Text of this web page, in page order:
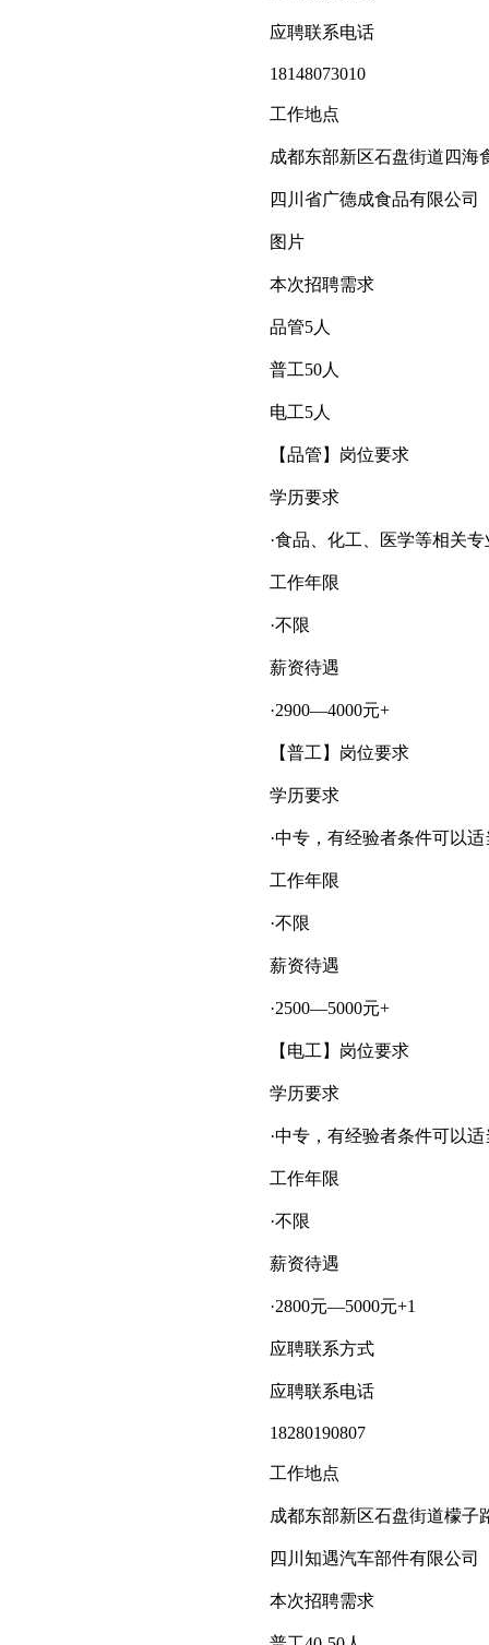
应聘联系电话
18148073010
工作地点
成都东部新区石盘街道四海
四川省广德成食品有限公司
图片
本次招聘需求
品管5人
普工50人
电工5人
【品管】岗位要求
学历要求
·食品、化工、医学等相关专
工作年限
·不限
薪资待遇
·2900—4000元+
【普工】岗位要求
学历要求
·中专，有经验者条件可以适
工作年限
·不限
薪资待遇
·2500—5000元+
【电工】岗位要求
学历要求
·中专，有经验者条件可以适
工作年限
·不限
薪资待遇
·2800元—5000元+1
应聘联系方式
应聘联系电话
18280190807
工作地点
成都东部新区石盘街道檬子路
四川知遇汽车部件有限公司
本次招聘需求